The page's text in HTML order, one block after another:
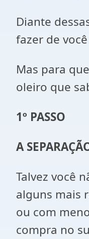
Diante
fazer de
Mas para
oleiro que
1º PASSO
A
Talvez você
alguns mais
ou com
compra no